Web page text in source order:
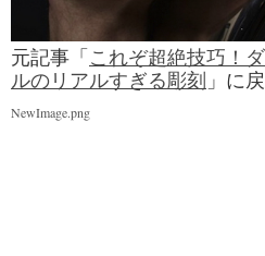
元記事「これぞ超絶技巧！
ルのリアルすぎる彫刻 」に
NewImage.png